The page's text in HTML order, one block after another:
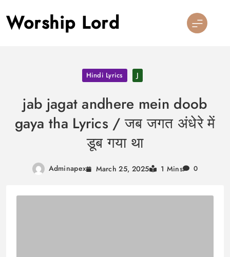
to
content
Worship Lord
Hindi Lyrics J
jab jagat andhere mein doob
gaya tha Lyrics / जब जगत अंधेरे में
डूब गया था
Adminapex March 25, 2025 1 Mins 0